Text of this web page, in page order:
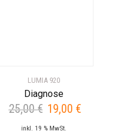
LUMIA 920
Diagnose
25,00€ Ursprünglicher
19,00 €Aktueller
inkl. 19 % MwSt.